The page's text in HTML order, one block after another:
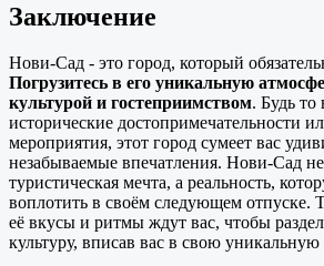
Заключение
Нови-Сад - это город, который
Погрузитесь в его уникальную
культурой и гостеприимством. Будь то
исторические достопримечательности
мероприятия, этот город сумеет вас
незабываемые впечатления. Нови-Сад
туристическая мечта, а реальность,
воплотить в своём следующем отпуске.
её вкусы и ритмы ждут вас, чтобы
культуру, вписав вас в свою уникальную